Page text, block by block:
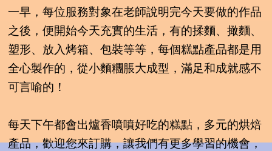
一早，每位服務對象在老師說明完今天要做的作品
之後，便開始今天充實的生活，有的揉麵、撖麵、
塑形、放入烤箱、包裝等等，每個糕點產品都是用
全心製作的，從小麵糰脹大成型，滿足和成就感不
可言喻的！
每天下午都會出爐香噴噴好吃的糕點，多元的烘焙
產品，歡迎您來訂購，讓我們有更多學習的機會，